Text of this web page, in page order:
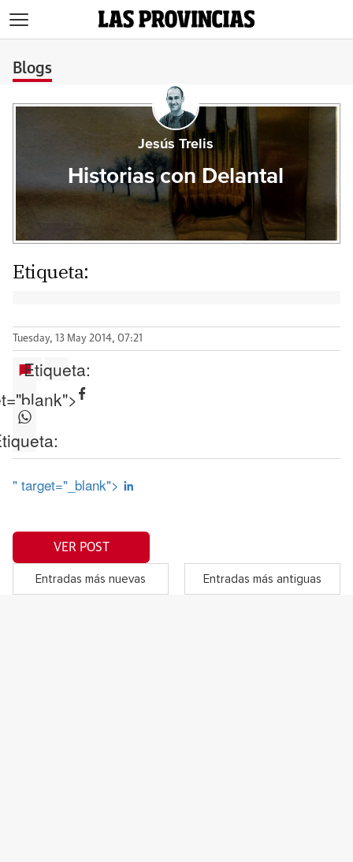
Blogs
Jesús Trelis
Historias con Delantal
Etiqueta:
Tuesday, 13 May 2014, 07:21
Etiqueta:
" target="_blank">
VER POST
Entradas más nuevas Entradas más antiguas